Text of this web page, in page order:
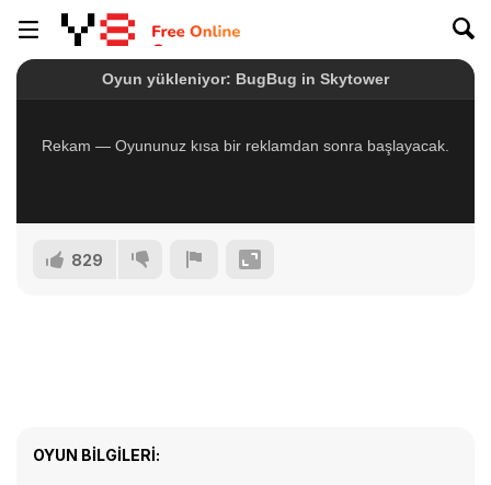
829
OYUN BILGILERI: